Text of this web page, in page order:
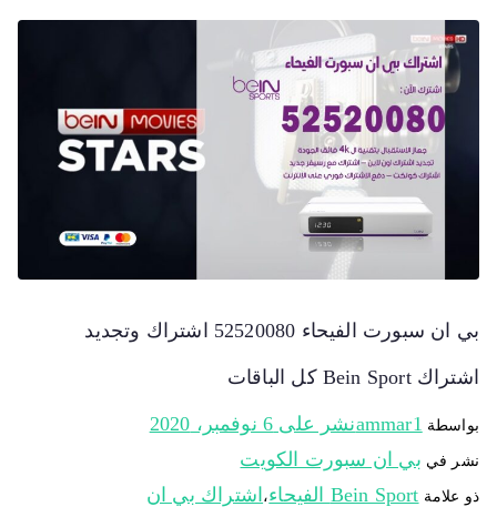
بي ان سبورت الفيحاء 52520080 اشتراك وتجديد
اشتراك Bein Sport كل الباقات
بواسطة ammar1نشر على 6 نوفمبر، 2020
نشر في بي ان سبورت الكويت
ذو علامة Bein Sport الفيحاء ، اشتراك بي ان